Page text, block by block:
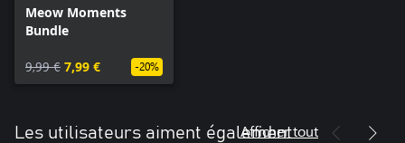
Meow Moments
Bundle
9,99 € 7,99 € -20%
Les utilisateurs aiment également
Afficher tout